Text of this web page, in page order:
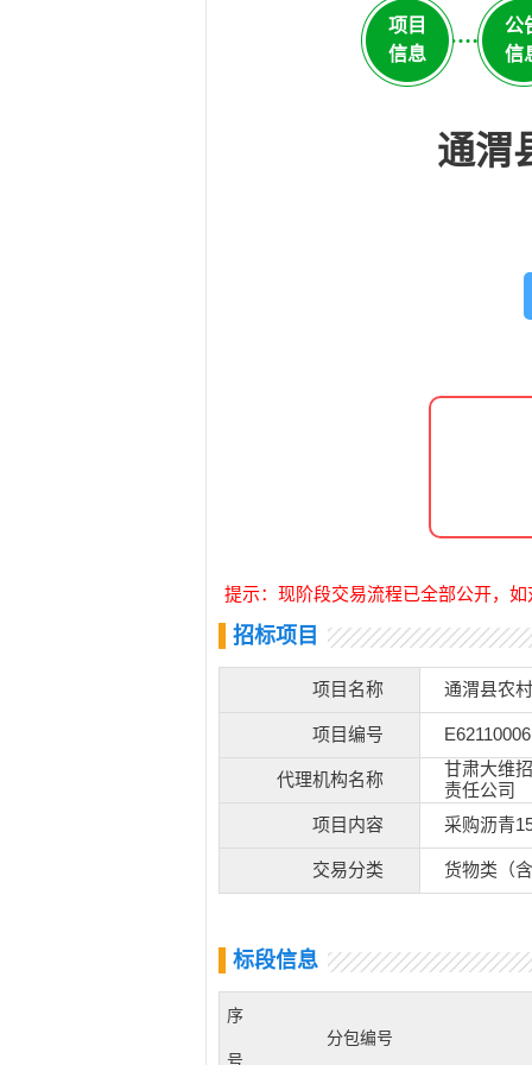
项目
信息
公
信
通渭
提示：现阶段交易流程已全部公开，
招标项目
项目名称 通渭县农
项目编号
代理机构名称
甘肃大维
责任公司
项目内容
采购沥青
交易分类 货物类（
标段信息
序
号
分包编号